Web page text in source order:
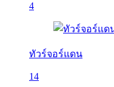
4
ทัวร์จอร์แดน
14